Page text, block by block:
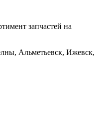
запчастей на
Альметьевск, Ижевск,